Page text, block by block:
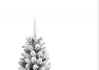
Schlank mit